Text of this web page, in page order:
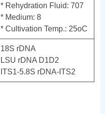
* Rehydration Fluid: 707
* Medium: 8
* Cultivation Temp.: 25oC
18S rDNA
LSU rDNA D1D2
ITS1-5.8S rDNA-ITS2